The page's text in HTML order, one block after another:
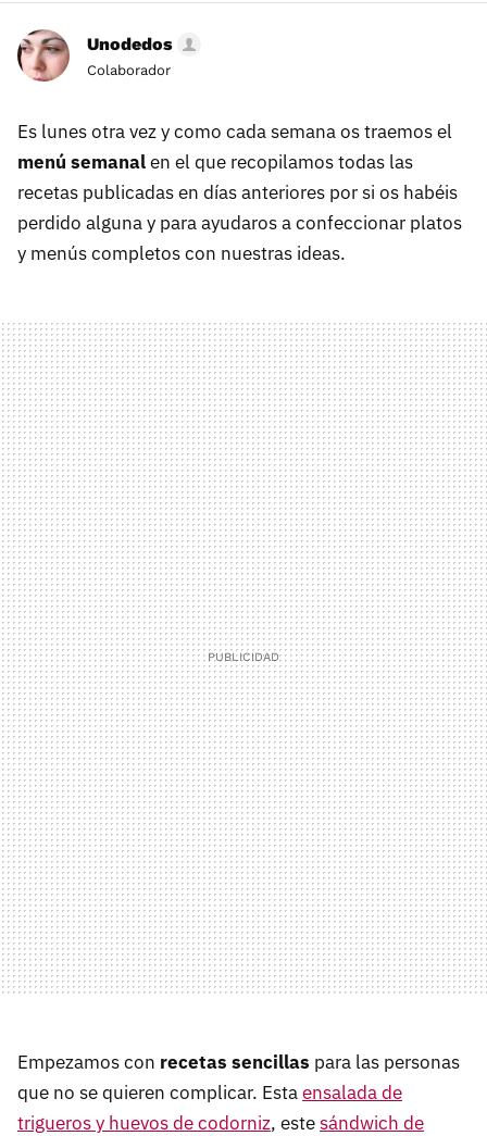
Unodedos
Colaborador
Es lunes otra vez y como cada semana os traemos el
menú semanalen el que recopilamos todas las
recetas publicadas en días anteriores por si os habéis
perdido alguna y para ayudaros a confeccionar platos
y menús completos con nuestras ideas.
Empezamos con recetas sencillas para las personas
que no se quieren complicar. Estaensalada de
trigueros y huevos de codorniz, estesándwich de